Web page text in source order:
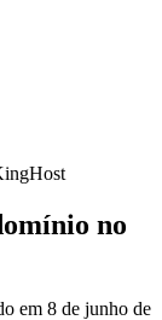
no
em 8 de junho de